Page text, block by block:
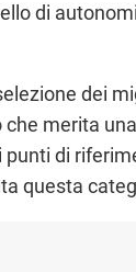
di
dei
che merita
di
questa